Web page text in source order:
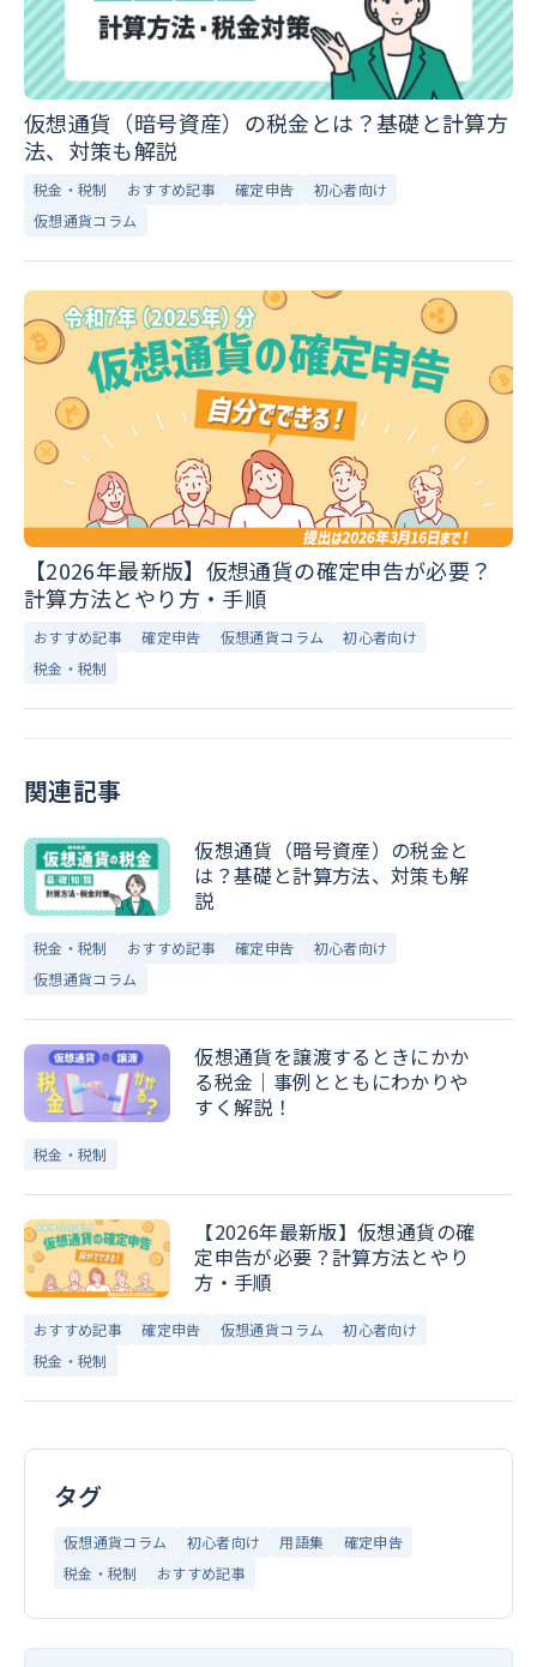
仮想通貨（暗号資産）の税金とは？基礎と計算方
法、対策も解説
税金・税制 おすすめ記事 確定申告
初心者向け
仮想通貨コラム
【2026年最新版】仮想通貨の確定申告が必要？
計算方法とやり方・手順
おすすめ記事 確定申告 仮想通貨コラム
初心者向け
税金・税制
関連記事
仮想通貨（暗号資産）の税金と
は？基礎と計算方法、対策も解
説
税金・税制 おすすめ記事 確定申告
初心者向け
仮想通貨コラム
仮想通貨を譲渡するときにかか
る税金｜事例とともにわかりや
すく解説！
税金・税制
【2026年最新版】仮想通貨の確
定申告が必要？計算方法とやり
方・手順
おすすめ記事 確定申告 仮想通貨コラム
初心者向け
税金・税制
タグ
仮想通貨コラム 初心者向け 用語集
確定申告
税金・税制
おすすめ記事